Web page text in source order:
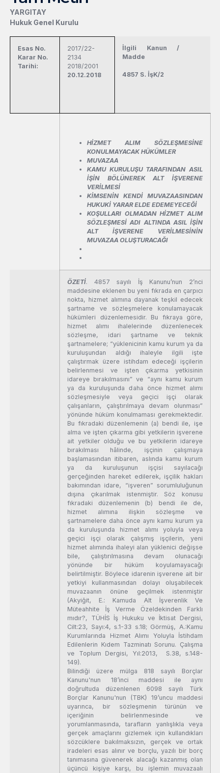
YARGITAY
Hukuk Genel Kurulu
Esas No.
Karar No.
Tarihi:
2017/22-
2134
2018/2001
20.12.2018
İlgili Kanun /
Madde
4857 S. İşK/2
HİZMET ALIM SÖZLEŞMESİNE
KONULMAYACAK HÜKÜMLER
MUVAZAA
KAMU KURULUŞU TARAFINDAN ASIL
İŞİN BÖLÜNEREK ALT İŞVERENE
VERİLMESİ
KİMSENİN KENDİ MUVAZAASINDAN
HUKUKİ YARAR ELDE EDEMEYECEĞİ
KOŞULLARI OLMADAN HİZMET ALIM
SÖZLEŞMESİ ADI ALTINDA ASIL İŞİN
ALT İŞVERENE VERİLMESİNİN
MUVAZAA OLUŞTURACAĞI
ÖZETİ. 4857 sayılı İş Kanunu’nun 2’nci
maddesine eklenen bu yeni fıkrada en çarpıcı
nokta, hizmet alımına dayanak teşkil edecek
şartname ve sözleşmelere konulamayacak
hükümleri düzenlemesidir. Bu fıkraya göre,
hizmet alımı ihalelerinde düzenlenecek
sözleşme, idari şartname ve teknik
şartnamelere; “yüklenicinin kamu kurum ya da
kuruluşundan aldığı ihaleyle ilgili işte
çalıştırmak üzere istihdam edeceği işçilerin
belirlenmesi ve işten çıkarma yetkisinin
idareye bırakılmasını” ve “aynı kamu kurum
ya da kuruluşunda daha önce hizmet alımı
sözleşmesiyle veya geçici işçi olarak
çalışanların, çalıştırılmaya devam olunması”
yönünde hüküm konulmaması gerekmektedir.
Bu fıkradaki düzenlemenin (a) bendi ile, işe
alma ve işten çıkarma gibi yetkilerin işverene
ait yetkiler olduğu ve bu yetkilerin idareye
bırakılması hâlinde, işçinin çalışmaya
başlamasından itibaren, aslında kamu kurum
ya da kuruluşunun işçisi sayılacağı
gerçeğinden hareket edilerek, işçilik hakları
bakımından idare, “işveren” sorumluluğunun
dışına çıkarılmak istenmiştir. Söz konusu
fıkradaki düzenlemenin (b) bendi ile de,
hizmet alımına ilişkin sözleşme ve
şartnamelere daha önce aynı kamu kurum ya
da kuruluşunda hizmet alımı yoluyla veya
geçici işçi olarak çalışmış işçilerin, yeni
hizmet alımında ihaleyi alan yüklenici değişse
bile, çalıştırılmasına devam olunacağı
yönünde bir hüküm koyulamayacağı
belirtilmiştir. Böylece idarenin işverene ait bir
yetkiyi kullanmasından dolayı oluşabilecek
muvazaanın önüne geçilmek istenmiştir
(Akyiğit, E.: Kamuda Alt İşverenlik Ve
Müteahhite İş Verme Özeldekinden Farklı
mıdır?, TÜHİS İş Hukuku ve İktisat Dergisi,
Cilt:23, Sayı:4, s.1-33 s.18; Görmüş, A.:Kamu
Kurumlarında Hizmet Alımı Yoluyla İstihdam
Edilenlerin Kıdem Tazminatı Sorunu. Çalışma
ve Toplum Dergisi, Yıl:2013, S.38, s.148-
149).
Bilindiği üzere mülga 818 sayılı Borçlar
Kanunu'nun 18’inci maddesi ile aynı
doğrultuda düzenlenen 6098 sayılı Türk
Borçlar Kanunu'nun (TBK) 19’uncu maddesi
uyarınca, bir sözleşmenin türünün ve
içeriğinin belirlenmesinde ve
yorumlanmasında, tarafların yanlışlıkla veya
gerçek amaçlarını gizlemek için kullandıkları
sözcüklere bakılmaksızın, gerçek ve ortak
iradeleri esas alınır ve borçlu, yazılı bir borç
tanımasına güvenerek alacağı kazanmış olan
üçüncü kişiye karşı, bu işlemin muvazaalı